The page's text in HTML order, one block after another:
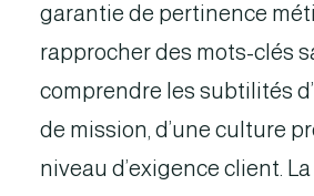
garantie de pertinence
rapprocher des mots-clés
comprendre les subtilités
de mission, d’une culture
niveau d’exigence client.